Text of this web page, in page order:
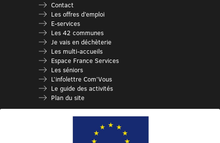
Contact
Les offres d’emploi
E-services
Les 42 communes
Je vais en déchèterie
Les multi-accueils
Espace France Services
Les séniors
L’infolettre Com’Vous
Le guide des activités
Plan du site